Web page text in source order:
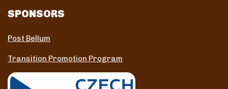
SPONSORS
Post Bellum
Transition Promotion Program